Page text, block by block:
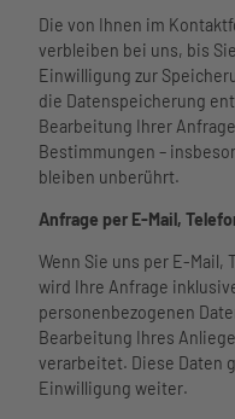
Die von Ihnen im
verbleiben bei uns, bis
Einwilligung zur
die Datenspeicherung
Bearbeitung Ihrer
Bestimmungen –
bleiben unberührt.
Anfrage per E-Mail,
Wenn Sie uns per E-Mail,
wird Ihre Anfrage
personenbezogenen
Bearbeitung Ihres
verarbeitet. Diese Daten
Einwilligung weiter.